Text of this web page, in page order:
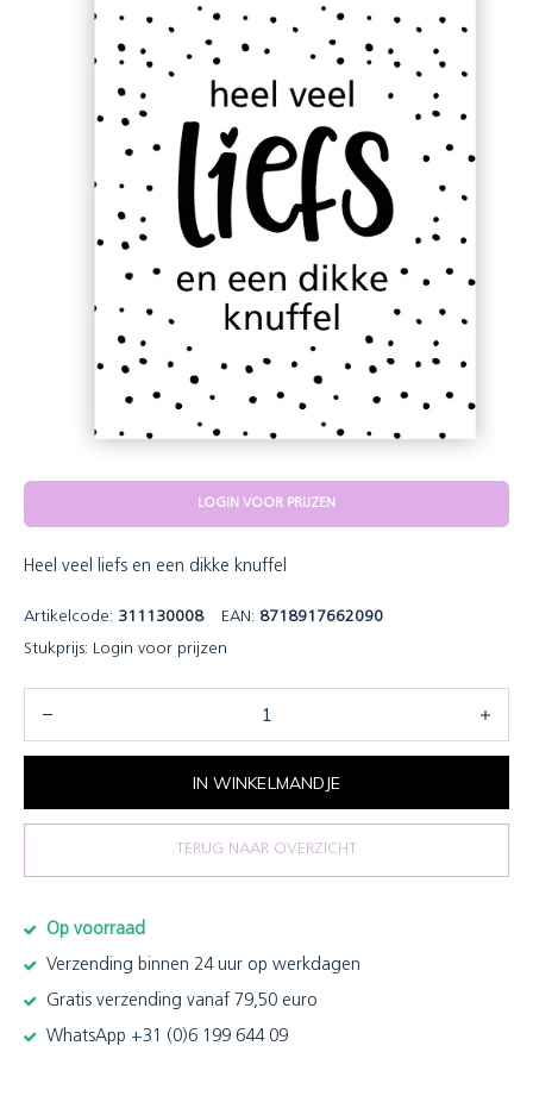
LOGIN VOOR PRIJZEN
Heel veel liefs en een dikke knuffel
Artikelcode: 311130008 EAN: 8718917662090
Stukprijs: Login voor prijzen
IN WINKELMANDJE
TERUG NAAR OVERZICHT
Op voorraad
Verzending binnen 24 uur op werkdagen
Gratis verzending vanaf 79,50 euro
WhatsApp +31 (0)6 199 644 09